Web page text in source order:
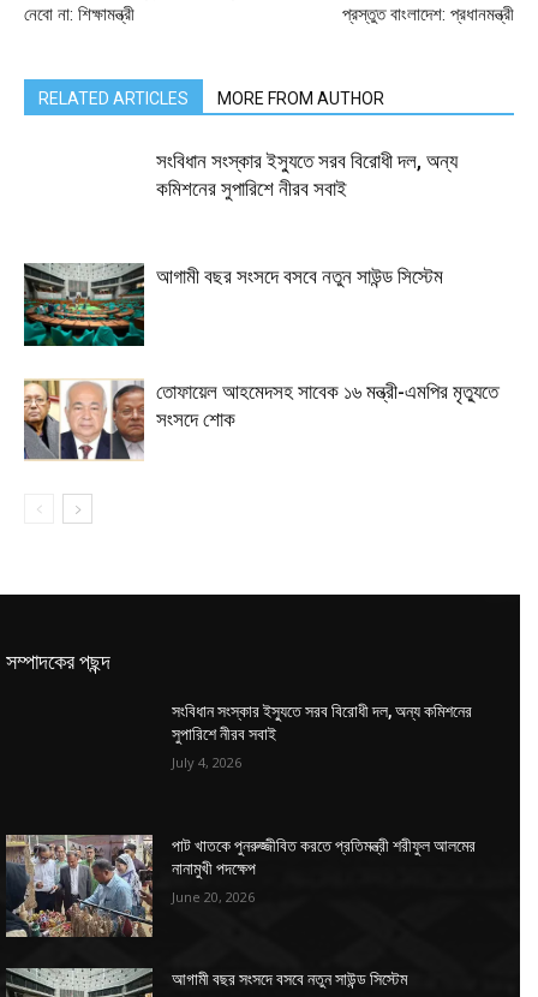
নেবো না: শিক্ষামন্ত্রী প্রস্তুত বাংলাদেশ: প্রধানমন্ত্রী
RELATED ARTICLES MORE FROM AUTHOR
সংবিধান সংস্কার ইস্যুতে সরব বিরোধী দল, অন্য
কমিশনের সুপারিশে নীরব সবাই
আগামী বছর সংসদে বসবে নতুন সাউন্ড সিস্টেম
তোফায়েল আহমেদসহ সাবেক ১৬ মন্ত্রী-এমপির মৃত্যুতে
সংসদে শোক
সম্পাদকের পছন্দ
সংবিধান সংস্কার ইস্যুতে সরব বিরোধী দল, অন্য কমিশনের
সুপারিশে নীরব সবাই
July 4, 2026
পাট খাতকে পুনরুজ্জীবিত করতে প্রতিমন্ত্রী শরীফুল আলমের
নানামুখী পদক্ষেপ
June 20, 2026
আগামী বছর সংসদে বসবে নতুন সাউন্ড সিস্টেম